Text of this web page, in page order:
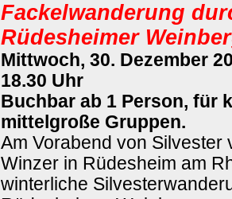
Fackelwanderung
Rüdesheimer
Mittwoch, 30. Dezember
18.30 Uhr
Buchbar ab 1 Person, für
mittelgroße Gruppen.
Am Vorabend von Silvester
Winzer in Rüdesheim am
winterliche